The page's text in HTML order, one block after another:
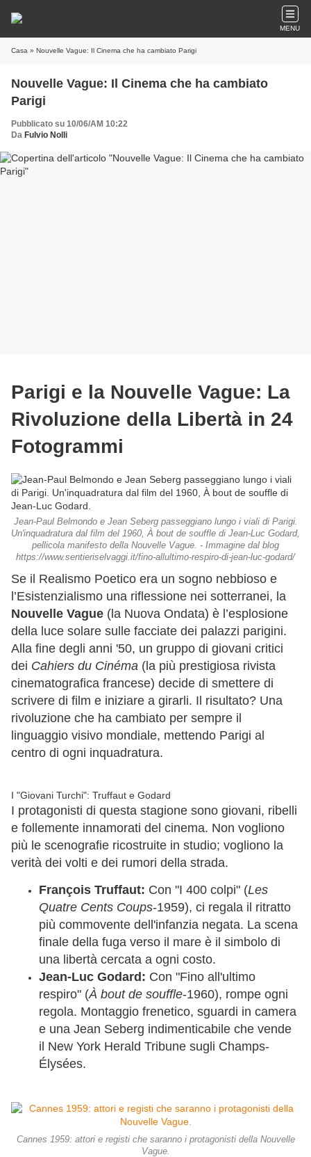
MENU
Casa » Nouvelle Vague: Il Cinema che ha cambiato Parigi
Nouvelle Vague: Il Cinema che ha cambiato
Parigi
Pubblicato su 10/06/AM 10:22
Da Fulvio Nolli
Parigi e la Nouvelle Vague: La
Rivoluzione della Libertà in 24
Fotogrammi
Jean-Paul Belmondo e Jean Seberg passeggiano lungo i viali di Parigi.
Un'inquadratura dal film del 1960, À bout de souffle di Jean-Luc Godard,
pellicola manifesto della Nouvelle Vague. - Immagine dal blog
https://www.sentieriselvaggi.it/fino-allultimo-respiro-di-jean-luc-godard/
Se il Realismo Poetico era un sogno nebbioso e
l’Esistenzialismo una riflessione nei sotterranei, la
Nouvelle Vague (la Nuova Ondata) è l’esplosione
della luce solare sulle facciate dei palazzi parigini.
Alla fine degli anni '50, un gruppo di giovani critici
dei Cahiers du Cinéma (la più prestigiosa rivista
cinematografica francese) decide di smettere di
scrivere di film e iniziare a girarli. Il risultato? Una
rivoluzione che ha cambiato per sempre il
linguaggio visivo mondiale, mettendo Parigi al
centro di ogni inquadratura.
I "Giovani Turchi": Truffaut e Godard
I protagonisti di questa stagione sono giovani, ribelli
e follemente innamorati del cinema. Non vogliono
più le scenografie ricostruite in studio; vogliono la
verità dei volti e dei rumori della strada.
François Truffaut: Con "I 400 colpi" (Les
Quatre Cents Coups-1959), ci regala il ritratto
più commovente dell'infanzia negata. La scena
finale della fuga verso il mare è il simbolo di
una libertà cercata a ogni costo.
Jean-Luc Godard: Con "Fino all'ultimo
respiro" (À bout de souffle-1960), rompe ogni
regola. Montaggio frenetico, sguardi in camera
e una Jean Seberg indimenticabile che vende
il New York Herald Tribune sugli Champs-
Élysées.
Cannes 1959: attori e registi che saranno i protagonisti della Nouvelle
Vague.